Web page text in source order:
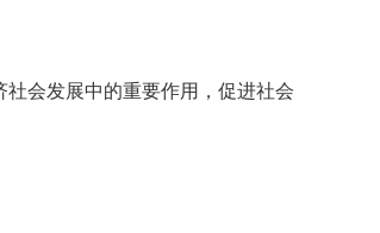
会发展中的重要作用，促进社会